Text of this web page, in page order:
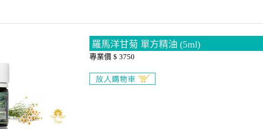
羅馬洋甘菊 單方精油 (5ml)
專業價 $ 3750